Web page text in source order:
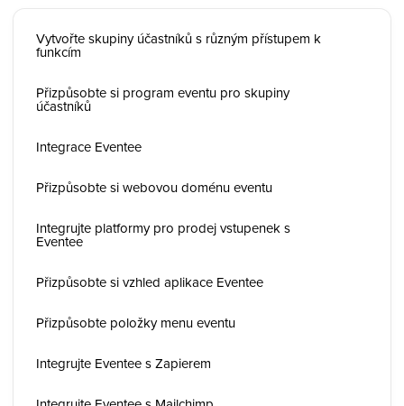
Vytvořte skupiny účastníků s různým přístupem k
funkcím
Přizpůsobte si program eventu pro skupiny
účastníků
Integrace Eventee
Přizpůsobte si webovou doménu eventu
Integrujte platformy pro prodej vstupenek s
Eventee
Přizpůsobte si vzhled aplikace Eventee
Přizpůsobte položky menu eventu
Integrujte Eventee s Zapierem